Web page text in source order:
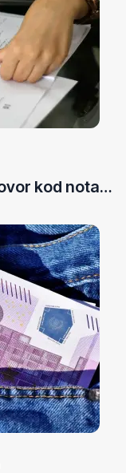
Koliko košta kupoprodajni ugovor kod notara u Bosni i Hercegovini?